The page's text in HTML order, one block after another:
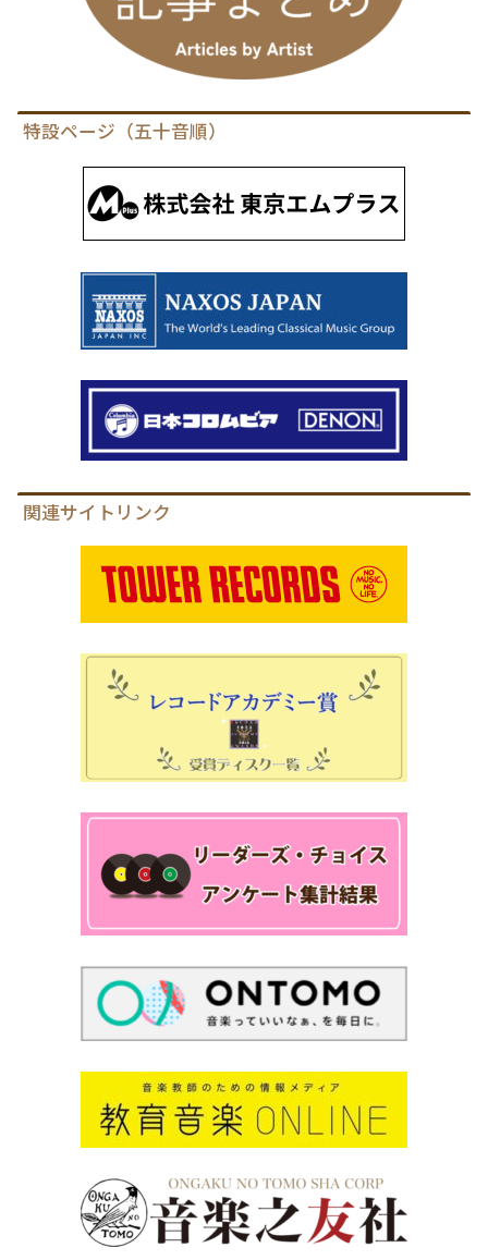
特設ページ（五十音順）
関連サイトリンク